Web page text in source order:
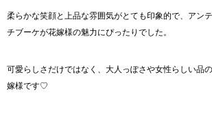
柔らかな笑顔と上品な雰囲気がとても印象的で、アン
チブーケが花嫁様の魅力にぴったりでした。
可愛らしさだけではなく、大人っぽさや女性らしい品
嫁様です♡